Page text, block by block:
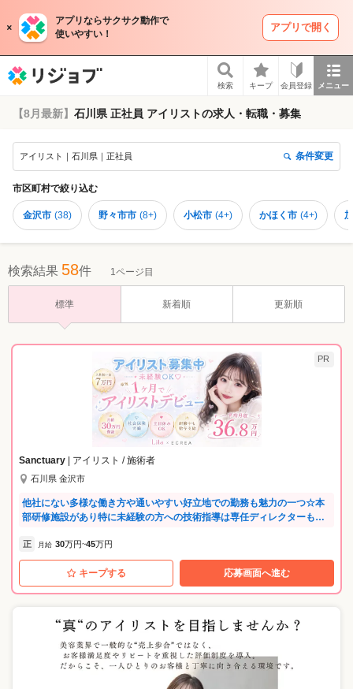
アプリならサクサク動作で
使いやすい！
アプリで開く
検索 キープ 会員登録 メニュー
【8月最新】 石川県 正社員 アイリストの求人・転職・募集
アイリスト｜石川県｜正社員 条件変更
市区町村で絞り込む
金沢市 (38) 野々市市 (8+) 小松市 (4+) かほく市 (4+)
検索結果 58件 1ページ目
標準 新着順 更新順
PR
Sanctuary | アイリスト / 施術者
石川県 金沢市
他社にない多様な働き方や通いやすい好立地での勤務も魅力の一つ☆本
部研修施設があり特に未経験の方への技術指導は専任ディレクターも常
る・全パートナーの豊かな人生を作る』がSanctuaryの経営理念！私た
ちのお仕事はお客様あってのお仕事。社員が豊かになるためには、まず
はお客様に喜んで頂くことが 何より大切だと考えていますのでお客様愛
溢れるSanctuaryで一緒に楽しく働きましょう♪たくさんのご応募お待ち
正 月給 30万円~45万円
キープする 応募画面へ進む